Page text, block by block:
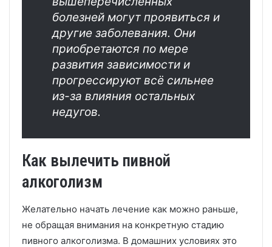
болезней могут проявиться и
другие заболевания. Они
приобретаются по мере
развития зависимости и
прогрессируют всё сильнее
из-за влияния остальных
недугов.
Как вылечить пивной
алкоголизм
Желательно начать лечение как можно раньше,
не обращая внимания на конкретную стадию
пивного алкоголизма. В домашних условиях это